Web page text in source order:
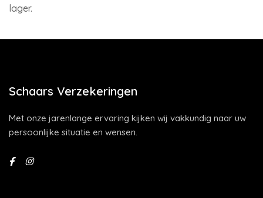
lager.
Schaars Verzekeringen
Met onze jarenlange ervaring kijken wij vakkundig naar uw
persoonlijke situatie en wensen.